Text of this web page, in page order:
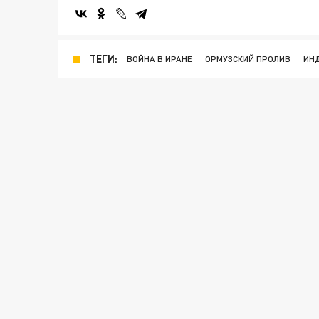
ТЕГИ: ВОЙНА В ИРАНЕ ОРМУЗСКИЙ ПРОЛИВ